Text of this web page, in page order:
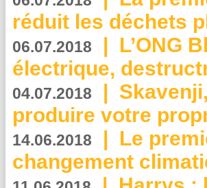
réduit les déchets
06.07.2018 | L’ONG
électrique,
04.07.2018 |
produire votre
14.06.2018 | Le
changement